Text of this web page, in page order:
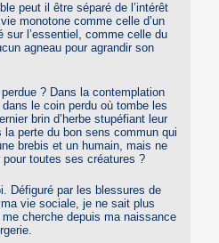
peut il être séparé de l’intérêt
monotone comme celle d’un
sur l’essentiel, comme celle du
agneau pour agrandir son
? Dans la contemplation
le coin perdu où tombe les
brin d’herbe stupéfiant leur
perte du bon sens commun qui
brebis et un humain, mais ne
pour toutes ses créatures ?
Défiguré par les blessures de
vie sociale, je ne sait plus
cherche depuis ma naissance